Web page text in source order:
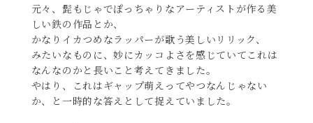
元々、髭もじゃでぽっちゃりなアーティストが作る美
しい鉄の作品とか、
かなりイカつめなラッパーが歌う美しいリリック、
みたいなものに、妙にカッコよさを感じていてこれは
なんなのかと長いこと考えてきました。
やはり、これはギャップ萌えってやつなんじゃない
か、と一時的な答えとして捉えていました。